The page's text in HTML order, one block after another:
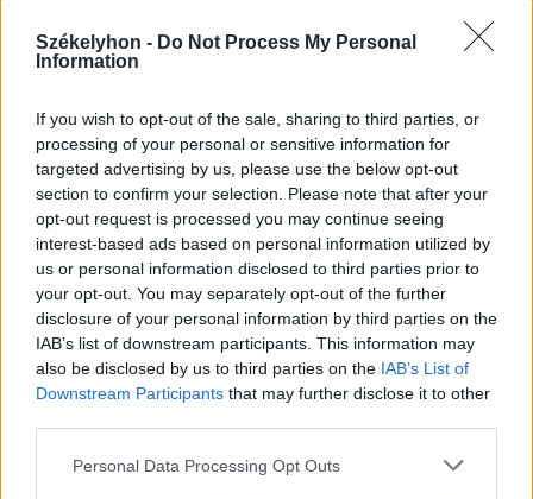
Székelyhon - Do Not Process My Personal
Information
If you wish to opt-out of the sale, sharing to third parties, or
processing of your personal or sensitive information for
targeted advertising by us, please use the below opt-out
section to confirm your selection. Please note that after your
opt-out request is processed you may continue seeing
interest-based ads based on personal information utilized by
us or personal information disclosed to third parties prior to
your opt-out. You may separately opt-out of the further
disclosure of your personal information by third parties on the
IAB’s list of downstream participants. This information may
also be disclosed by us to third parties on the IAB’s List of
Downstream Participants that may further disclose it to other
Personal Data Processing Opt Outs
2026. augusztus 05., szerda
Kedden választhatják meg
Magyarország új köztársasági
elnökét